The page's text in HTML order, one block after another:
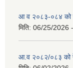
आ व २०८३-०८४ को
मिति: 06/25/2026
आ.व २०८२/०८३ को